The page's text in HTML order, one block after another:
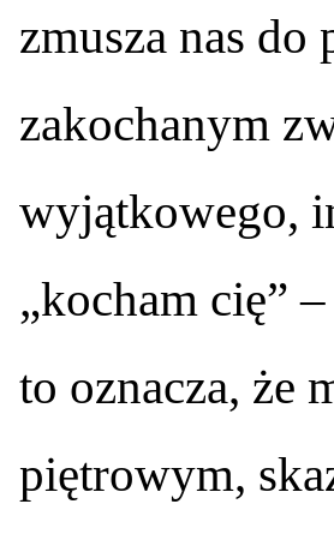
zmusza nas do
zakochanym
wyjątkowego,
„kocham cię”
to oznacza, że
piętrowym,